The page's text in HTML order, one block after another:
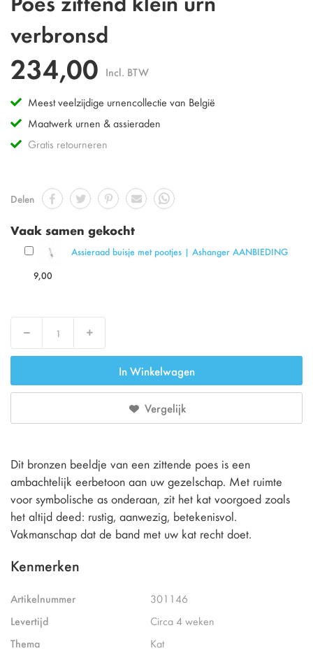
verbronsd
234,00 Incl. BTW
Meest veelzijdige urnencollectie van België
Maatwerk urnen & assieraden
Gratis retourneren
Delen
Vaak samen gekocht
Assieraad buisje met pootjes | Ashanger AANBIEDING
9,00
Decrease Increase
In Winkelwagen
Vergelijk
Dit bronzen beeldje van een zittende poes is een
ambachtelijk eerbetoon aan uw gezelschap. Met ruimte
voor symbolische as onderaan, zit het kat voorgoed zoals
het altijd deed: rustig, aanwezig, betekenisvol.
Vakmanschap dat de band met uw kat recht doet.
Kenmerken
Artikelnummer
301146
Levertijd
Circa 4 weken
Thema
Kat